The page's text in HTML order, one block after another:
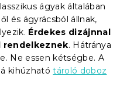
ágyak általában
és ágyrácsból állnak,
Érdekes dizájnnal
rendelkeznek. Hátránya
Ne essen kétségbe. A
kihúzhatótároló doboz